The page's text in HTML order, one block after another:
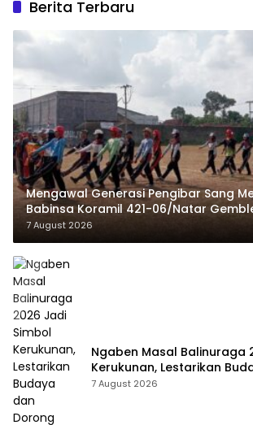
Berita Terbaru
Mengawal Generasi Pengibar Sang
Babinsa Koramil 421-06/Natar
di Dua Kecamatan Jelang HUT RI ke-81
7 August 2026
Ngaben Masal Balinuraga
Kerukunan, Lestarikan
Pariwisata Lampung Selatan
7 August 2026